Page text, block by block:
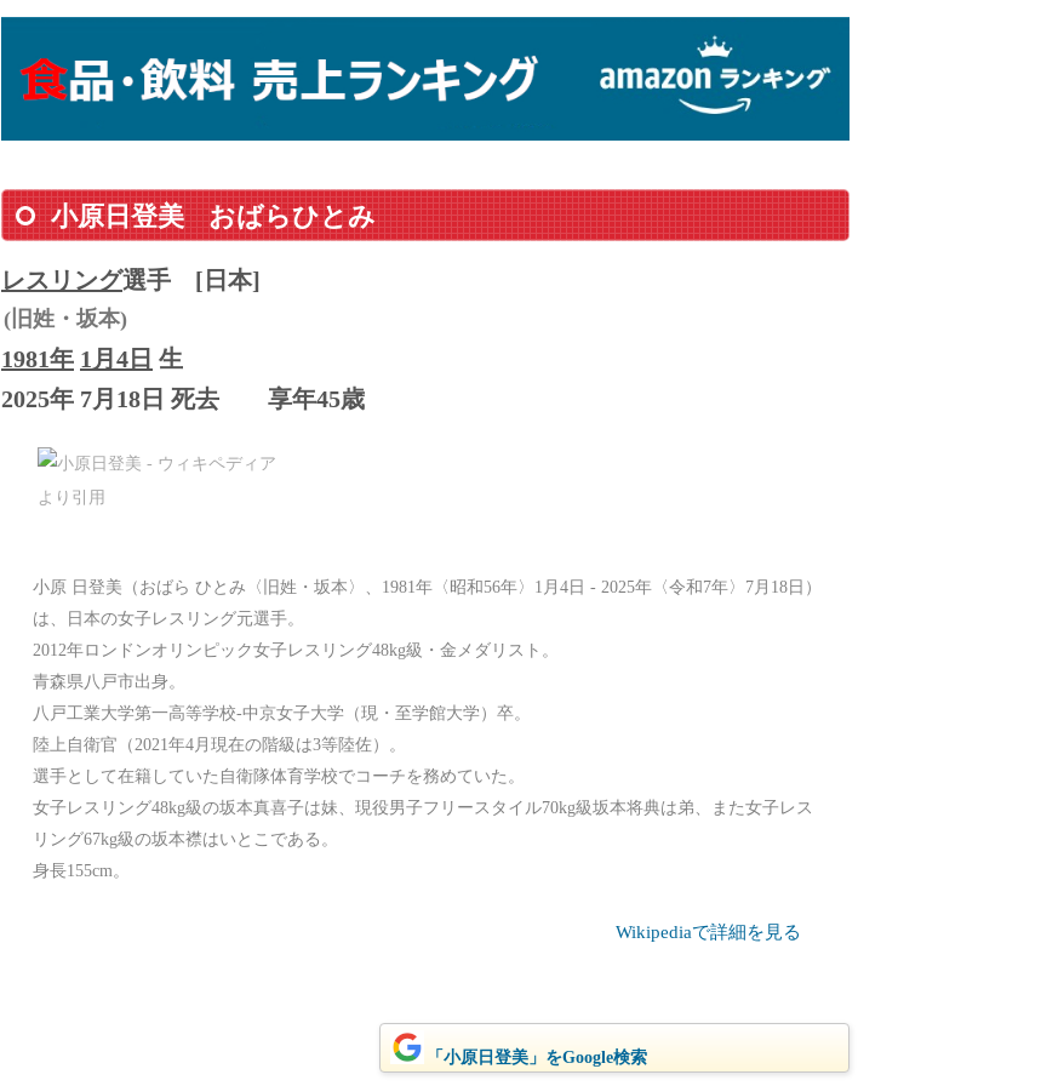
小原日登美 おばらひとみ
レスリング選手 [日本]
(旧姓・坂本)
1981年 1月4日 生
2025年 7月18日 死去
享年45歳
小原 日登美（おばら ひとみ〈旧姓・坂本〉、1981年〈昭和56年〉1月4日 - 2025年〈令和7年〉7月18日）
は、日本の女子レスリング元選手。
2012年ロンドンオリンピック女子レスリング48kg級・金メダリスト。
青森県八戸市出身。
八戸工業大学第一高等学校-中京女子大学（現・至学館大学）卒。
陸上自衛官（2021年4月現在の階級は3等陸佐）。
選手として在籍していた自衛隊体育学校でコーチを務めていた。
女子レスリング48kg級の坂本真喜子は妹、現役男子フリースタイル70kg級坂本将典は弟、また女子レス
リング67kg級の坂本襟はいとこである。
身長155cm。
Wikipediaで詳細を見る
「小原日登美」をGoogle検索